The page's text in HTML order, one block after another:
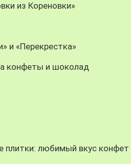
из Кореновки»
и «Перекрестка»
конфеты и шоколад
плитки: любимый вкус конфет